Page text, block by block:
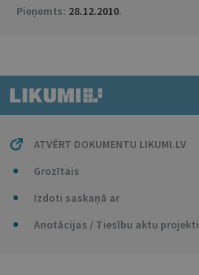
Pieņemts: 28.12.2010.
ATVĒRT DOKUMENTU LIKUMI.LV
Grozītais
Izdoti saskaņā ar
Anotācijas / Tiesību aktu projekti